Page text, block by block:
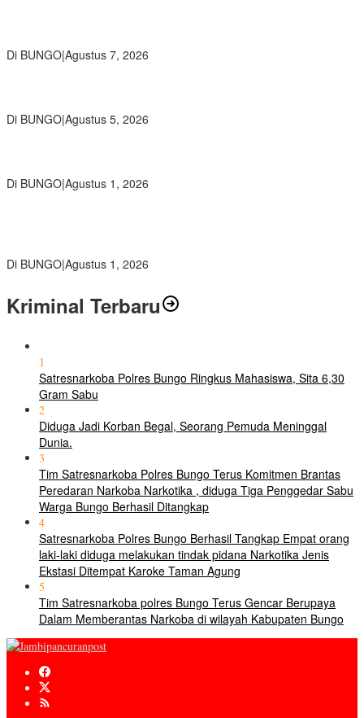
Di BUNGO|Agustus 7, 2026
Di BUNGO|Agustus 5, 2026
Di BUNGO|Agustus 1, 2026
Di BUNGO|Agustus 1, 2026
Kriminal Terbaru
1
Satresnarkoba Polres Bungo Ringkus Mahasiswa, Sita 6,30
Gram Sabu
2
Diduga Jadi Korban Begal, Seorang Pemuda Meninggal
Dunia.
3
Tim Satresnarkoba Polres Bungo Terus Komitmen Brantas
Peredaran Narkoba Narkotika , diduga Tiga Penggedar Sabu
Warga Bungo Berhasil Ditangkap
4
Satresnarkoba Polres Bungo Berhasil Tangkap Empat orang
laki-laki diduga melakukan tindak pidana Narkotika Jenis
Ekstasi Ditempat Karoke Taman Agung
5
Tim Satresnarkoba polres Bungo Terus Gencar Berupaya
Dalam Memberantas Narkoba di wilayah Kabupaten Bungo